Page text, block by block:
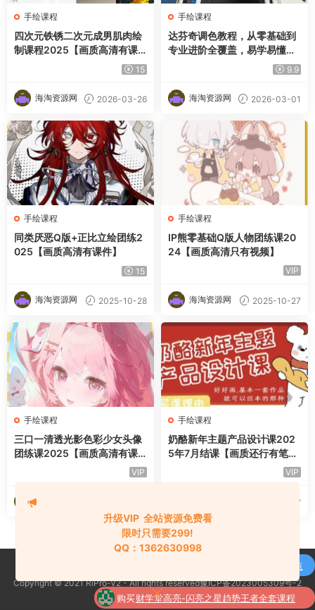
手绘课程
四次元铁锈二次元成男肌肉绘
制课程2025【画质高清有课
15
海淘资源网 2026-03-26
手绘课程
达芬奇调色教程，从零基础到
专业进阶全覆盖，易学易懂，
9.9
海淘资源网 2026-03-01
手绘课程
同类厌恶Q版+正比立绘团练2
025【画质高清有课件】
15
海淘资源网 2025-10-28
手绘课程
IP熊零基础Q版人物团练课20
24【画质高清只有视频】
VIP
海淘资源网 2025-10-27
手绘课程
三口一清透光影色彩少女头像
团练课2025【画质高清有课
VIP
海淘资源网
手绘课程
奶酪新年主题产品设计课202
5年7月结课【画质还行有笔
VIP
2025-10-27
Copyright © 2021 RiPro-V2 - All rights reserved豫ICP备2023005309号-2
京公网安备 188888888
升级VIP 全站资源免费看
限时只需要299!
QQ：1362630998
了
通达信强龙战法抄底先锋捕捉主升浪买点
全套指标公式
购买财学堂高亮-闪亮之星趋势王者全套课程